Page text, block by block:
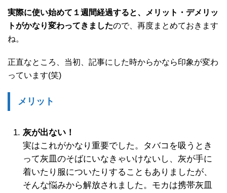
実際に使い始めて１週間経過すると、メリット・デメリッ
トがかなり変わってきましたので、再度まとめておきます
ね。
正直なところ、当初、記事にした時からかなら印象が変わ
っています(笑)
メリット
灰が出ない！
実はこれがかなり重要でした。タバコを吸うとき
って灰皿のそばにいなきゃいけないし、灰が手に
着いたり服についたりすることもありましたが、
そんな悩みから解放されました。モカは携帯灰皿